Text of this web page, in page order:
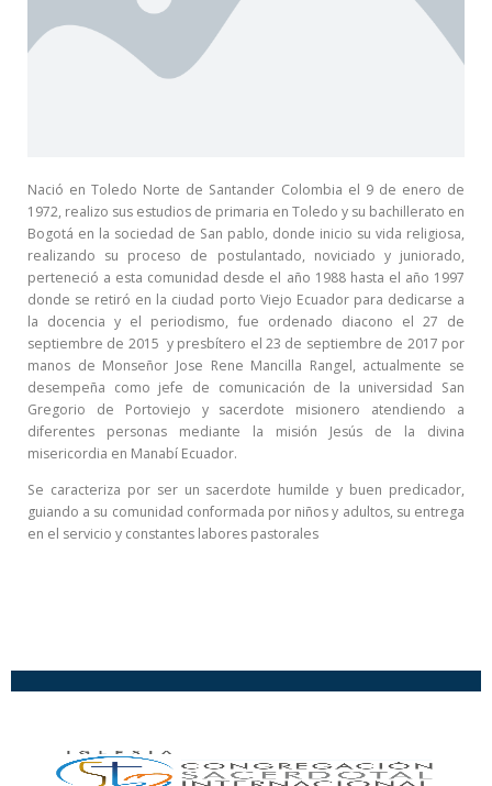
Nació en Toledo Norte de Santander Colombia el 9 de enero de
1972, realizo sus estudios de primaria en Toledo y su bachillerato en
Bogotá en la sociedad de San pablo, donde inicio su vida religiosa,
realizando su proceso de postulantado, noviciado y juniorado,
perteneció a esta comunidad desde el año 1988 hasta el año 1997
donde se retiró en la ciudad porto Viejo Ecuador para dedicarse a
la docencia y el periodismo, fue ordenado diacono el 27 de
septiembre de 2015 y presbítero el 23 de septiembre de 2017 por
manos de Monseñor Jose Rene Mancilla Rangel, actualmente se
desempeña como jefe de comunicación de la universidad San
Gregorio de Portoviejo y sacerdote misionero atendiendo a
diferentes personas mediante la misión Jesús de la divina
misericordia en Manabí Ecuador.
Se caracteriza por ser un sacerdote humilde y buen predicador,
guiando a su comunidad conformada por niños y adultos, su entrega
en el servicio y constantes labores pastorales